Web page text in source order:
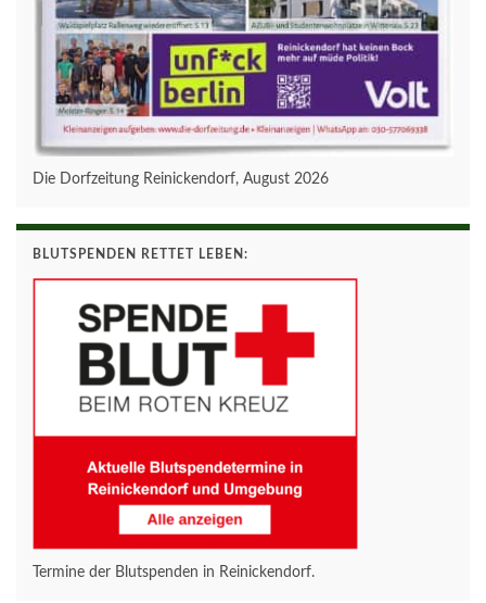
Die Dorfzeitung Reinickendorf, August 2026
BLUTSPENDEN RETTET LEBEN:
Termine der Blutspenden in Reinickendorf.